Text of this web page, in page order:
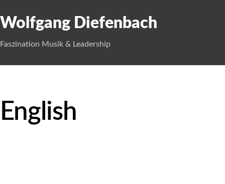
Wolfgang Diefenbach
Faszination Musik & Leadership
English